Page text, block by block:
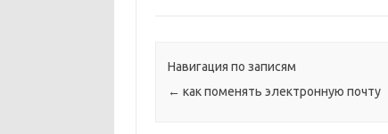
Навигация по записям
← как поменять электронную почту